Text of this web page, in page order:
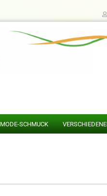
MODE-SCHMUCK